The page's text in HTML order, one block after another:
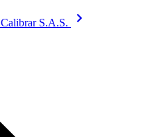
S.A.S.